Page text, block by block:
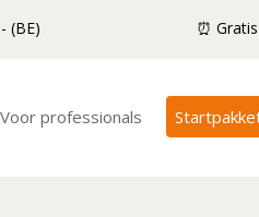
(BE) ⏰
Voor professionals